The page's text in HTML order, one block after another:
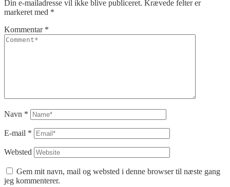
Din e-mailadresse vil ikke blive publiceret. Krævede felter er
markeret med *
Kommentar *
Navn *
E-mail *
Websted
Gem mit navn, mail og websted i denne browser til næste gang
jeg kommenterer.